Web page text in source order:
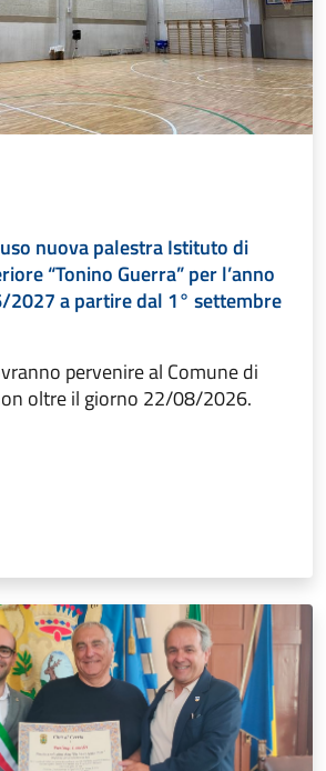
nuova palestra Istituto di
“Tonino Guerra” per l’anno
2027 a partire dal 1° settembre
pervenire al Comune di
oltre il giorno 22/08/2026.